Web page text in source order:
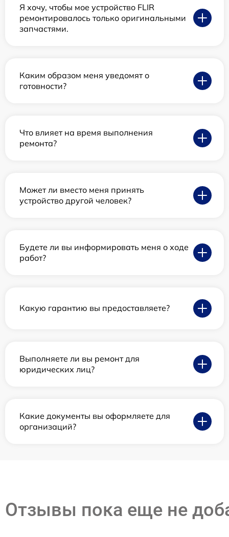
Я хочу, чтобы мое устройство FLIR
ремонтировалось только оригинальными
запчастями.
Каким образом меня уведомят о
готовности?
Что влияет на время выполнения
ремонта?
Может ли вместо меня принять
устройство другой человек?
Будете ли вы информировать меня о ходе
работ?
Какую гарантию вы предоставляете?
Выполняете ли вы ремонт для
юридических лиц?
Какие документы вы оформляете для
организаций?
Отзывы пока еще не